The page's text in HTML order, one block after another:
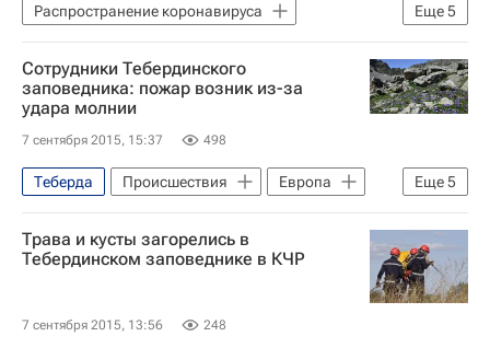
Еще5
Распространение коронавируса
Общество
Карачаево-Черкесская республика (КЧР)
Коронавирусы
Коронавирус в России
Сотрудники Тебердинского
заповедника: пожар возник из-за
удара молнии
7 сентября 2015, 15:37 498
Еще5
Теберда Происшествия
Европа
Карачаевский район
Северо-Кавказский ФО
Весь мир
Россия
Трава и кусты загорелись в
Тебердинском заповеднике в КЧР
7 сентября 2015, 13:56 248